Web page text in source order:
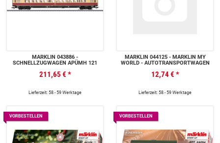
MÄRKLIN 043886 -
SCHNELLZUGWAGEN APÜMH 121
211,65 € *
Lieferzeit: 58 - 59 Werktage
MÄRKLIN 044125 - MÄRKLIN MY
WORLD - AUTOTRANSPORTWAGEN
12,74 € *
Lieferzeit: 58 - 59 Werktage
VORBESTELLEN VORBESTELLEN